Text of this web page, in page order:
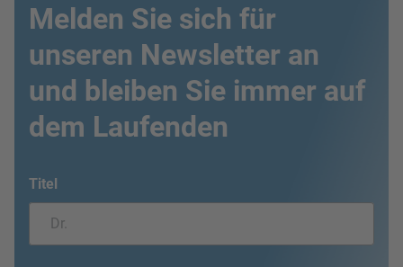
Melden Sie sich für
unseren Newsletter an
und bleiben Sie immer auf
dem Laufenden
Titel